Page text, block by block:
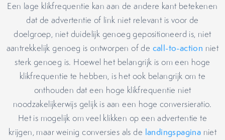
Een lage klikfrequentie kan aan de andere kant betekenen
dat de advertentie of link niet relevant is voor de
doelgroep, niet duidelijk genoeg gepositioneerd is, niet
aantrekkelijk genoeg is ontworpen of de call-to-action niet
sterk genoeg is. Hoewel het belangrijk is om een ​​hoge
klikfrequentie te hebben, is het ook belangrijk om te
onthouden dat een hoge klikfrequentie niet
noodzakelijkerwijs gelijk is aan een hoge conversieratio.
Het is mogelijk om veel klikken op een advertentie te
krijgen, maar weinig conversies als de landingspagina niet